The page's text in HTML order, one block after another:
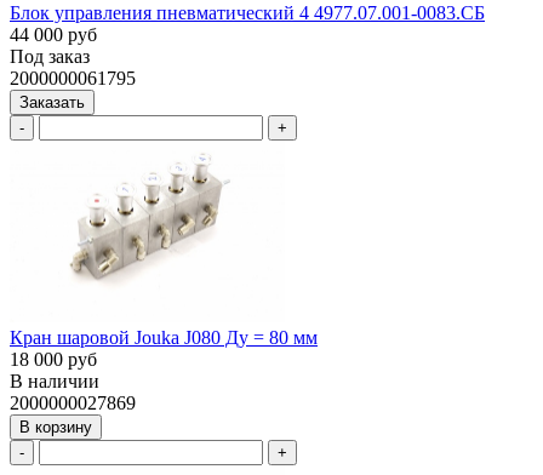
Блок управления пневматический 4 4977.07.001-0083.СБ
44 000 руб
Под заказ
2000000061795
Заказать
-
+
Кран шаровой Jouka J080 Ду = 80 мм
18 000 руб
В наличии
2000000027869
В корзину
-
+